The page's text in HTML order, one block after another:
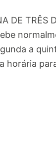
DE TRÊS
a
horária